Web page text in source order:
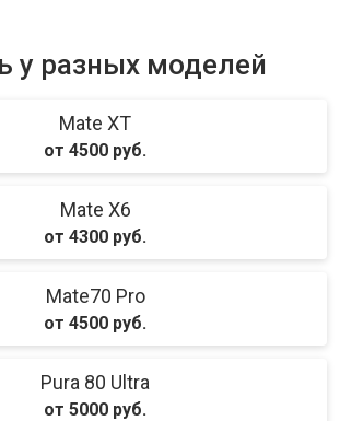
у разных моделей
Mate XT
от 4500 руб.
Mate X6
от 4300 руб.
Mate70 Pro
от 4500 руб.
Pura 80 Ultra
от 5000 руб.